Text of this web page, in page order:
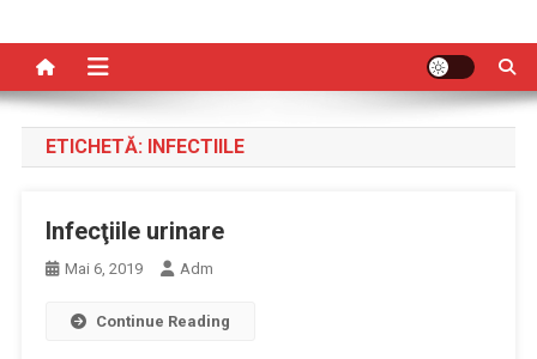
ETICHETĂ: INFECTIILE
Infecţiile urinare
Mai 6, 2019 Adm
Continue Reading